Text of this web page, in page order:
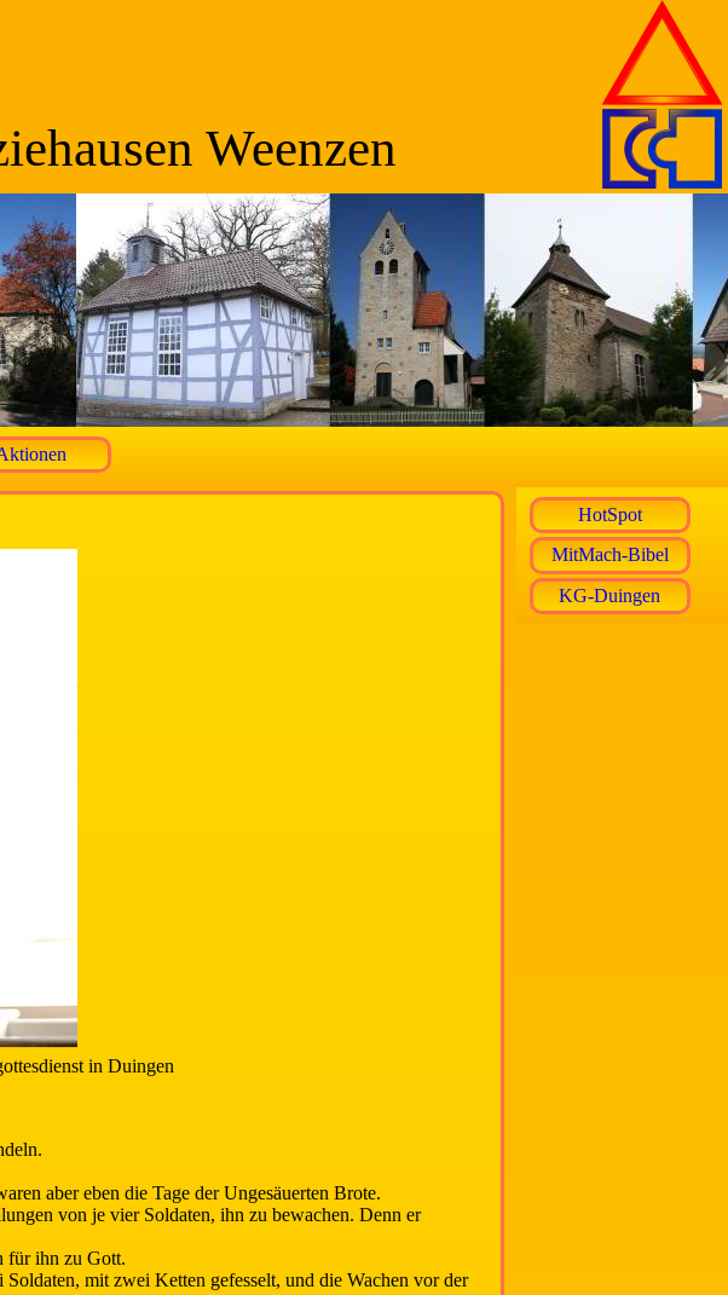
Weenzen
HotSpot
MitMach-Bibel
KG-Duingen
in Duingen
aber eben die Tage der Ungesäuerten Brote.
von je vier Soldaten, ihn zu bewachen. Denn er
für ihn zu Gott.
mit zwei Ketten gefesselt, und die Wachen vor der